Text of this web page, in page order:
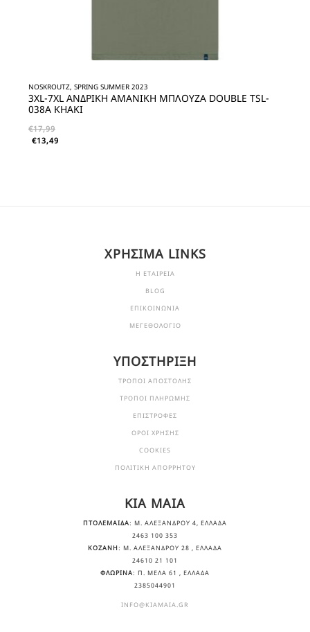
NOSKROUTZ, SPRING SUMMER 2023
3XL-7XL ΑΝΔΡΙΚΗ ΑΜΑΝΙΚΗ ΜΠΛΟΥΖΑ DOUBLE TSL-
038A KHAKI
€17,99
€13,49
ΧΡΗΣΙΜΑ LINKS
Η ΕΤΑΙΡΕΙΑ
BLOG
ΕΠΙΚΟΙΝΩΝΙΑ
ΜΕΓΕΘΟΛΟΓΙΟ
ΥΠΟΣΤΗΡΙΞΗ
ΤΡΟΠΟΙ ΑΠΟΣΤΟΛΗΣ
ΤΡΟΠΟΙ ΠΛΗΡΩΜΗΣ
ΕΠΙΣΤΡΟΦΕΣ
ΟΡΟΙ ΧΡΗΣΗΣ
COOKIES
ΠΟΛΙΤΙΚΗ ΑΠΟΡΡΗΤΟΥ
KIA MAIA
ΠΤΟΛΕΜΑΙΔΑ: Μ. ΑΛΕΞΆΝΔΡΟΥ 4, ΕΛΛΆΔΑ
2463 100 353
ΚΟΖΑΝΗ: Μ. ΑΛΕΞΆΝΔΡΟΥ 28 , ΕΛΛΆΔΑ
24610 21 101
ΦΛΩΡΙΝΑ: Π. ΜΕΛΑ 61 , ΕΛΛΆΔΑ
2385044901
INFO@KIAMAIA.GR